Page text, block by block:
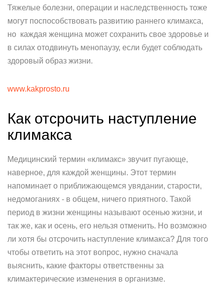
Тяжелые болезни, операции и наследственность тоже
могут поспособствовать развитию раннего климакса,
но каждая женщина может сохранить свое здоровье и
в силах отодвинуть менопаузу, если будет соблюдать
здоровый образ жизни.
www.kakprosto.ru
Как отсрочить наступление
климакса
Медицинский термин «климакс» звучит пугающе,
наверное, для каждой женщины. Этот термин
напоминает о приближающемся увядании, старости,
недомоганиях - в общем, ничего приятного. Такой
период в жизни женщины называют осенью жизни, и
так же, как и осень, его нельзя отменить. Но возможно
ли хотя бы отсрочить наступление климакса? Для того
чтобы ответить на этот вопрос, нужно сначала
выяснить, какие факторы ответственны за
климактерические изменения в организме.